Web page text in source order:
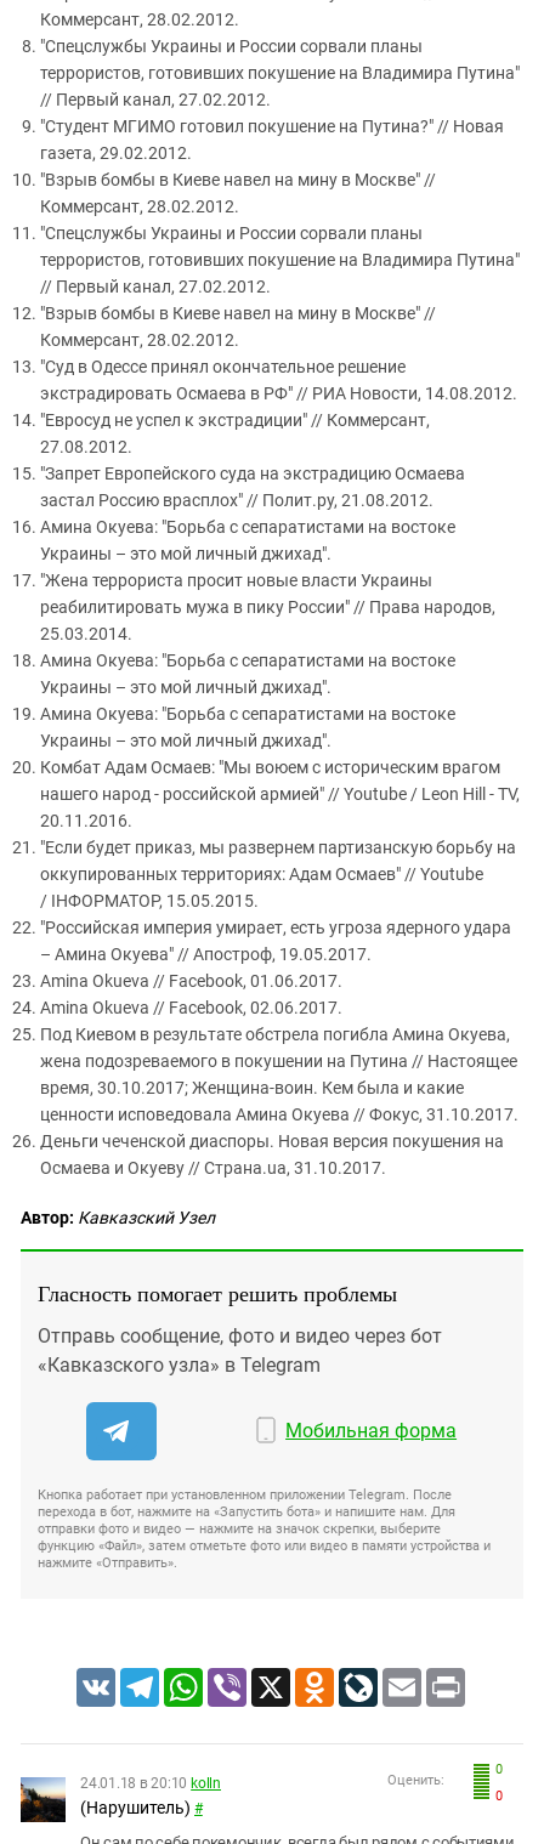
Коммерсант, 28.02.2012.
"Спецслужбы Украины и России сорвали планы
террористов, готовивших покушение на Владимира Путина"
// Первый канал, 27.02.2012.
"Студент МГИМО готовил покушение на Путина?" // Новая
газета, 29.02.2012.
"Взрыв бомбы в Киеве навел на мину в Москве" //
Коммерсант, 28.02.2012.
"Спецслужбы Украины и России сорвали планы
террористов, готовивших покушение на Владимира Путина"
// Первый канал, 27.02.2012.
"Взрыв бомбы в Киеве навел на мину в Москве" //
Коммерсант, 28.02.2012.
"Суд в Одессе принял окончательное решение
экстрадировать Осмаева в РФ" // РИА Новости, 14.08.2012.
"Евросуд не успел к экстрадиции" // Коммерсант,
27.08.2012.
"Запрет Европейского суда на экстрадицию Осмаева
застал Россию врасплох" // Полит.ру, 21.08.2012.
Амина Окуева: "Борьба с сепаратистами на востоке
Украины – это мой личный джихад".
"Жена террориста просит новые власти Украины
реабилитировать мужа в пику России" // Права народов,
25.03.2014.
Амина Окуева: "Борьба с сепаратистами на востоке
Украины – это мой личный джихад".
Амина Окуева: "Борьба с сепаратистами на востоке
Украины – это мой личный джихад".
Комбат Адам Осмаев: "Мы воюем с историческим врагом
нашего народ - российской армией" // Youtube / Leon Hill - TV,
20.11.2016.
"Если будет приказ, мы развернем партизанскую борьбу на
оккупированных территориях: Адам Осмаев" // Youtube
/ ІНФОРМАТОР, 15.05.2015.
"Российская империя умирает, есть угроза ядерного удара
– Амина Окуева" // Апостроф, 19.05.2017.
Amina Okueva // Facebook, 01.06.2017.
Amina Okueva // Facebook, 02.06.2017.
Под Киевом в результате обстрела погибла Амина Окуева,
жена подозреваемого в покушении на Путина // Настоящее
время, 30.10.2017; Женщина-воин. Кем была и какие
ценности исповедовала Амина Окуева // Фокус, 31.10.2017.
Деньги чеченской диаспоры. Новая версия покушения на
Осмаева и Окуеву // Страна.ua, 31.10.2017.
Автор: Кавказский Узел
Гласность помогает решить проблемы
Отправь сообщение, фото и видео через бот
«Кавказского узла» в Telegram
Мобильная форма
Кнопка работает при установленном приложении Telegram. После
перехода в бот, нажмите на «Запустить бота» и напишите нам. Для
отправки фото и видео — нажмите на значок скрепки, выберите
функцию «Файл», затем отметьте фото или видео в памяти устройства и
нажмите «Отправить».
VK TelegramWhatsApp
Viber X Odnoklassniki
LiveJournal
Email Print
0
0
Оценить:
24.01.18 в 20:10 kolln
(Нарушитель) #